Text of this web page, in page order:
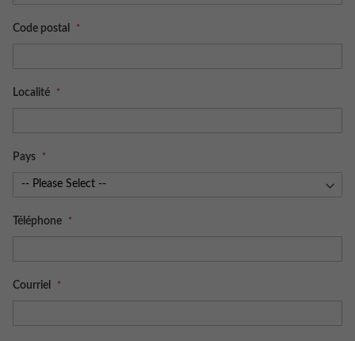
Code postal
Localité
Pays
Téléphone
Courriel